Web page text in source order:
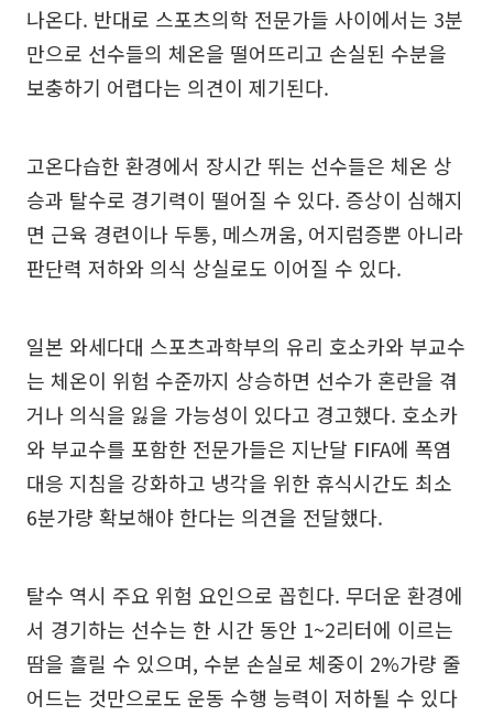
나온다. 반대로 스포츠의학 전문가들 사이에서는 3분
만으로 선수들의 체온을 떨어뜨리고 손실된 수분을
보충하기 어렵다는 의견이 제기된다.
고온다습한 환경에서 장시간 뛰는 선수들은 체온 상
승과 탈수로 경기력이 떨어질 수 있다. 증상이 심해지
면 근육 경련이나 두통, 메스꺼움, 어지럼증뿐 아니라
판단력 저하와 의식 상실로도 이어질 수 있다.
일본 와세다대 스포츠과학부의 유리 호소카와 부교수
는 체온이 위험 수준까지 상승하면 선수가 혼란을 겪
거나 의식을 잃을 가능성이 있다고 경고했다. 호소카
와 부교수를 포함한 전문가들은 지난달 FIFA에 폭염
대응 지침을 강화하고 냉각을 위한 휴식시간도 최소
6분가량 확보해야 한다는 의견을 전달했다.
탈수 역시 주요 위험 요인으로 꼽힌다. 무더운 환경에
서 경기하는 선수는 한 시간 동안 1~2리터에 이르는
땀을 흘릴 수 있으며, 수분 손실로 체중이 2%가량 줄
어드는 것만으로도 운동 수행 능력이 저하될 수 있다